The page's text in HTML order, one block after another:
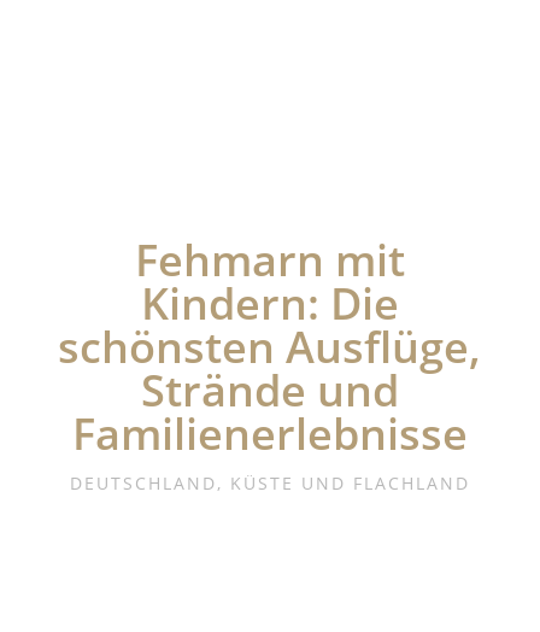
Fehmarn mit
Kindern: Die
schönsten Ausflüge,
Strände und
Familienerlebnisse
DEUTSCHLAND , KÜSTE UND FLACHLAND